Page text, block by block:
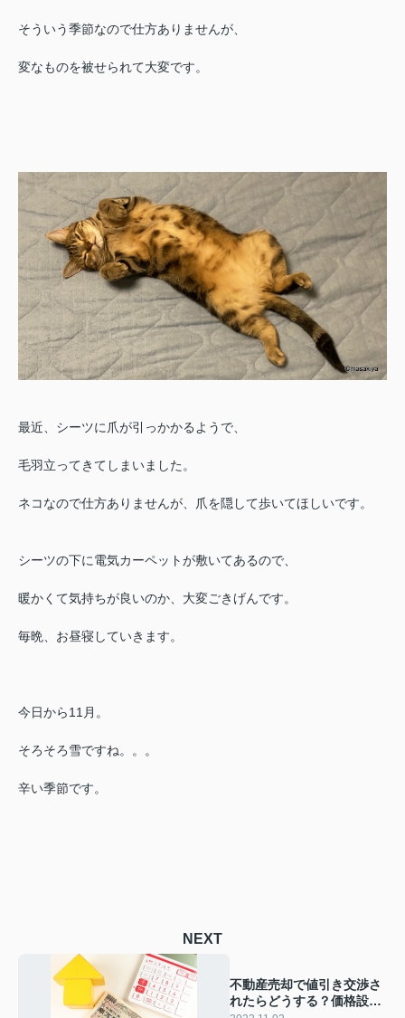
そういう季節なので仕方ありませんが、
変なものを被せられて大変です。
最近、シーツに爪が引っかかるようで、
毛羽立ってきてしまいました。
ネコなので仕方ありませんが、爪を隠して歩いてほしいです。
シーツの下に電気カーペットが敷いてあるので、
暖かくて気持ちが良いのか、大変ごきげんです。
毎晩、お昼寝していきます。
今日から11月。
そろそろ雪ですね。。。
辛い季節です。
NEXT
不動産売却で値引き交渉さ
れたらどうする？価格設定